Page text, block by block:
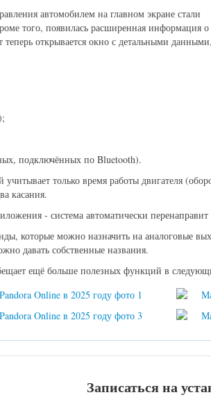
автомобилем на главном экране стали
того, появилась расширенная информация о
открывается окно с детальными данными,
подключённых по Bluetooth).
только время работы двигателя
касания.
- система автоматически перенаправит
которые можно назначить на аналоговые
давать собственные названия.
ещё больше полезных функций в
Записаться на